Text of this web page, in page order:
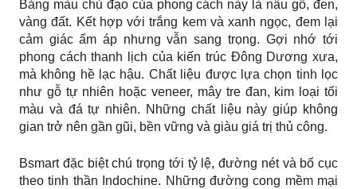
Bảng màu chủ đạo của phong cách này là nâu gỗ, đen,
vàng đất. Kết hợp với trắng kem và xanh ngọc, đem lại
cảm giác ấm áp nhưng vẫn sang trọng. Gợi nhớ tới
phong cách thanh lịch của kiến trúc Đông Dương xưa,
mà không hề lạc hậu. Chất liệu được lựa chọn tinh lọc
như gỗ tự nhiên hoặc veneer, mây tre đan, kim loại tối
màu và đá tự nhiên. Những chất liệu này giúp không
gian trở nên gần gũi, bền vững và giàu giá trị thủ công.
Bsmart đặc biệt chú trọng tới tỷ lệ, đường nét và bố cục
theo tinh thần Indochine. Những đường cong mềm mại